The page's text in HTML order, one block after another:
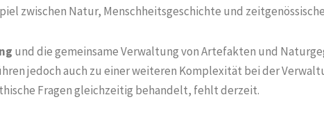
zwischen Natur, Menschheitsgeschichte und
und die gemeinsame Verwaltung von Artefakten und
jedoch auch zu einer weiteren Komplexität bei der
Fragen gleichzeitig behandelt, fehlt derzeit.